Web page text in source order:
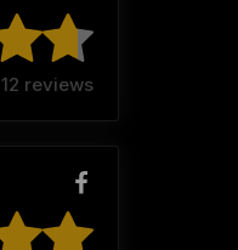
12 reviews